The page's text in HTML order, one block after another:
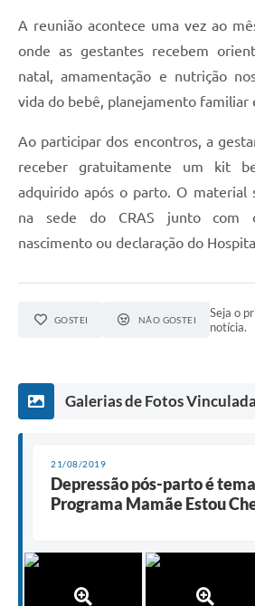
A reunião acontece uma vez ao
onde as gestantes recebem
natal, amamentação e nutrição
vida do bebê, planejamento familiar
Ao participar dos encontros, a
receber gratuitamente um kit
adquirido após o parto. O material
na sede do CRAS junto com
nascimento ou declaração do
GOSTEI NÃO GOSTEI
Seja o
notícia.
Galerias de Fotos
21/08/2019
Depressão pós-parto é
Programa Mamãe Estou